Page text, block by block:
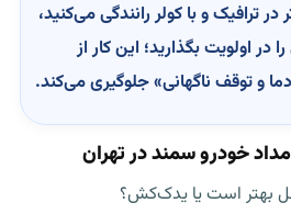
در ترافیک و با کولر رانندگی می‌کنید،
اولویت بگذارید؛ این کار از
دما و توقف ناگهانی» جلوگیری می‌کند.
خودرو سمند در تهران
بهتر است یا یدک‌کش؟